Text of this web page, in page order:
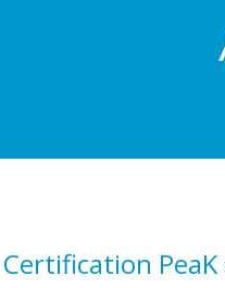
Certification PeaK